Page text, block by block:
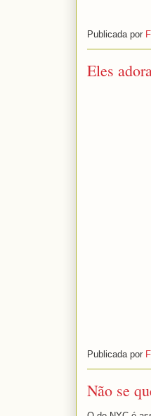
Publicada por
Eles
Publicada por
Não se